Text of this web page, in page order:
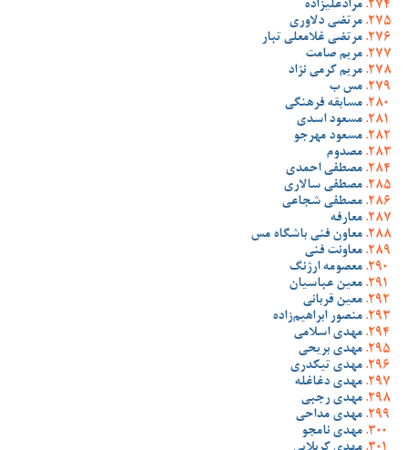
مرادعلیزاده
مرتضی دلاوری
مرتضی غلامعلی تبار
مریم صامت
مریم کرمی نژاد
مس ب
مسابقه فرهنگی
مسعود اسدی
مسعود مهرجو
مصدوم
مصطفی احمدی
مصطفی سالاری
مصطفی شجاعی
معارفه
معاون فنی باشگاه مس
معاونت فنی
معصومه ارژنگ
معین عباسیان
معین قربانی
منصور ابراهیم‌زاده
مهدی اسلامی
مهدی بریحی
مهدی تیکدری
مهدی دغاغله
مهدی رجبی
مهدی مداحی
مهدی نامجو